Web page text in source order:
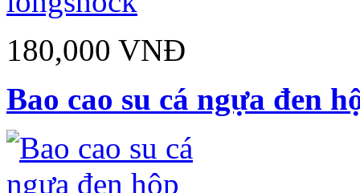
180,000 VNĐ
Bao cao su cá ngựa đen